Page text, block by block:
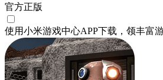
官方正版
使用小米游戏中心APP下载 ，领丰富